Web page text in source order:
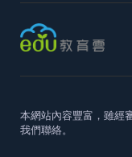
本網站內容豐富，雖經
我們聯絡。